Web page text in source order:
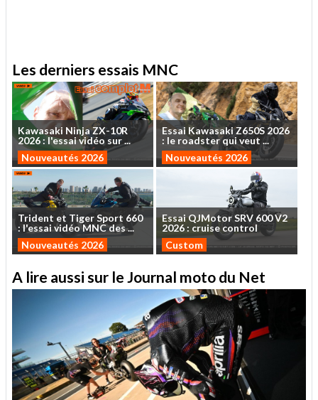
Les derniers essais MNC
Kawasaki NinjaZX-10R
2026: l'essaividéo sur...
Nouveautés 2026
Essai KawasakiZ650S 2026
: le roadsterquiveut ...
Nouveautés 2026
Trident et TigerSport 660
: l'essaividéoMNCdes...
Nouveautés 2026
EssaiQJMotorSRV 600V2
2026 : cruise control
Custom
A lire aussi sur le Journal moto du Net